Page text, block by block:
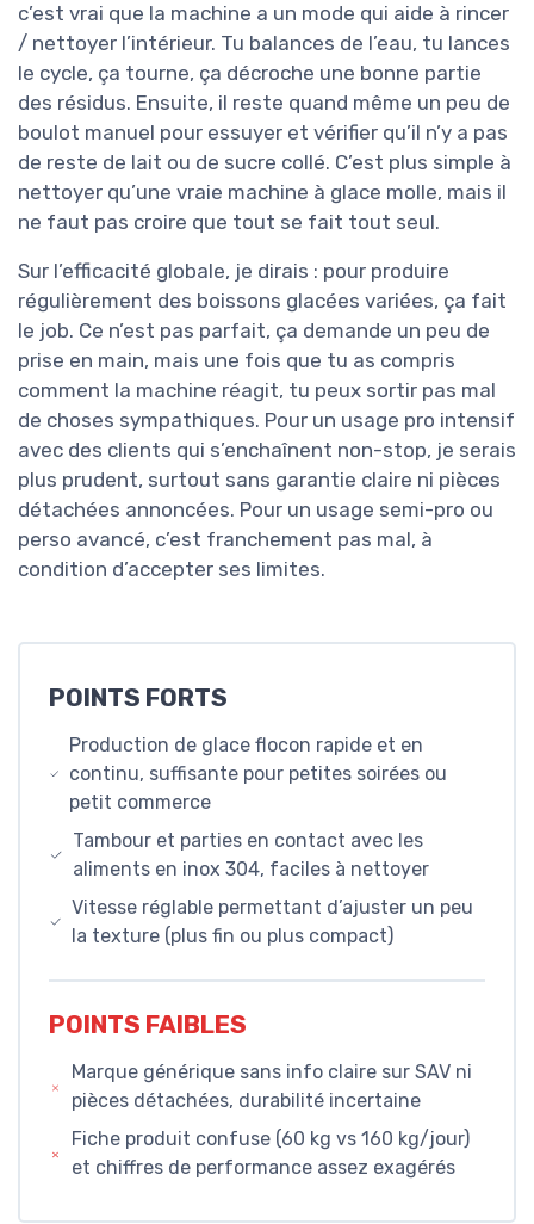
c’est vrai que la machine a un mode qui aide à rincer
/ nettoyer l’intérieur. Tu balances de l’eau, tu lances
le cycle, ça tourne, ça décroche une bonne partie
des résidus. Ensuite, il reste quand même un peu de
boulot manuel pour essuyer et vérifier qu’il n’y a pas
de reste de lait ou de sucre collé. C’est plus simple à
nettoyer qu’une vraie machine à glace molle, mais il
ne faut pas croire que tout se fait tout seul.
Sur l’efficacité globale, je dirais : pour produire
régulièrement des boissons glacées variées, ça fait
le job. Ce n’est pas parfait, ça demande un peu de
prise en main, mais une fois que tu as compris
comment la machine réagit, tu peux sortir pas mal
de choses sympathiques. Pour un usage pro intensif
avec des clients qui s’enchaînent non-stop, je serais
plus prudent, surtout sans garantie claire ni pièces
détachées annoncées. Pour un usage semi-pro ou
perso avancé, c’est franchement pas mal, à
condition d’accepter ses limites.
POINTS FORTS
Production de glace flocon rapide et en
continu, suffisante pour petites soirées ou
petit commerce
Tambour et parties en contact avec les
aliments en inox 304, faciles à nettoyer
Vitesse réglable permettant d’ajuster un peu
la texture (plus fin ou plus compact)
POINTS FAIBLES
Marque générique sans info claire sur SAV ni
pièces détachées, durabilité incertaine
Fiche produit confuse (60 kg vs 160 kg/jour)
et chiffres de performance assez exagérés